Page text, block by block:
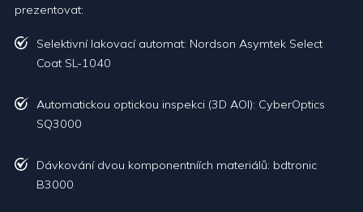
prezentovat:
Selektivní lakovací automat: Nordson Asymtek Select
Coat SL-1040
Automatickou optickou inspekci (3D AOI): CyberOptics
SQ3000
Dávkování dvou komponentníích materiálů: bdtronic
B3000